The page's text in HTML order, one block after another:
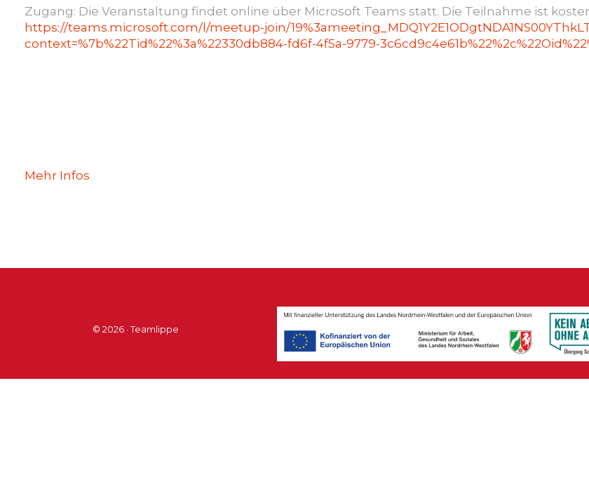
Zugang: Die Veranstaltung findet online über Microsoft Teams statt. Die Teilnahme ist
https://teams.microsoft.com/l/meetup-join/
context=%7b%22Tid%22%3a%22330db884-fd6f-4f5a-9779-
Mehr Infos
© 2026 · Teamlippe